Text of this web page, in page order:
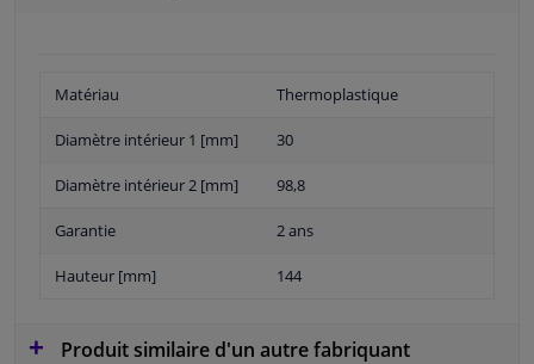
Matériau Thermoplastique
Diamètre intérieur 1 [mm] 30
Diamètre intérieur 2 [mm] 98,8
Garantie 2 ans
Hauteur [mm] 144
Produit similaire d'un autre fabriquant